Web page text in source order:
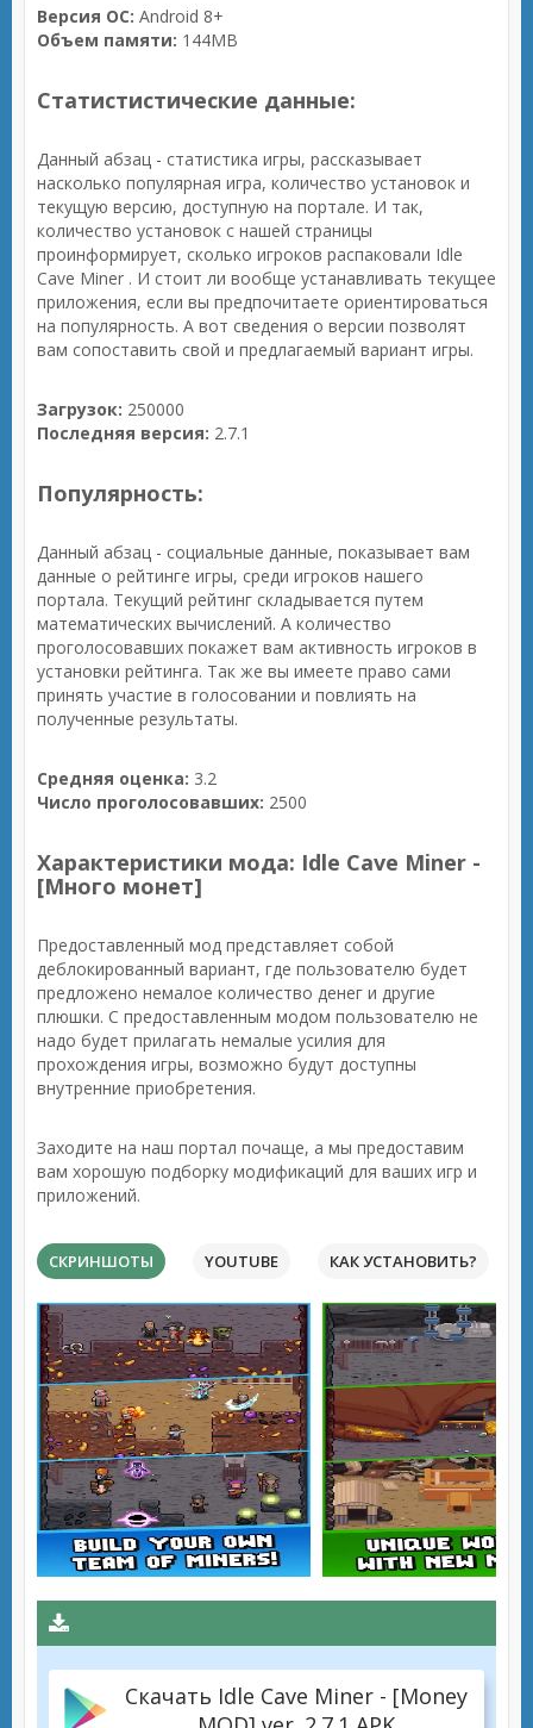
Версия ОС: Android 8+
Объем памяти: 144MB
Статистистические данные:
Данный абзац - статистика игры, рассказывает
насколько популярная игра, количество установок и
текущую версию, доступную на портале. И так,
количество установок с нашей страницы
проинформирует, сколько игроков распаковали Idle
Cave Miner . И стоит ли вообще устанавливать текущее
приложения, если вы предпочитаете ориентироваться
на популярность. А вот сведения о версии позволят
вам сопоставить свой и предлагаемый вариант игры.
Загрузок: 250000
Последняя версия: 2.7.1
Популярность:
Данный абзац - социальные данные, показывает вам
данные о рейтинге игры, среди игроков нашего
портала. Текущий рейтинг складывается путем
математических вычислений. А количество
проголосовавших покажет вам активность игроков в
установки рейтинга. Так же вы имеете право сами
принять участие в голосовании и повлиять на
полученные результаты.
Средняя оценка: 3.2
Число проголосовавших: 2500
Характеристики мода: Idle Cave Miner -
[Много монет]
Предоставленный мод представляет собой
деблокированный вариант, где пользователю будет
предложено немалое количество денег и другие
плюшки. С предоставленным модом пользователю не
надо будет прилагать немалые усилия для
прохождения игры, возможно будут доступны
внутренние приобретения.
Заходите на наш портал почаще, а мы предоставим
вам хорошую подборку модификаций для ваших игр и
приложений.
СКРИНШОТЫ YOUTUBE КАК УСТАНОВИТЬ?
Скачать Idle Cave Miner - [Money